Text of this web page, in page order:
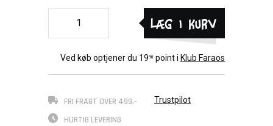
Læg i kurv
Ved køb optjener du 1990 point i Klub Faraos
FRI FRAGT OVER 499,-
HURTIG LEVERING
Trustpilot